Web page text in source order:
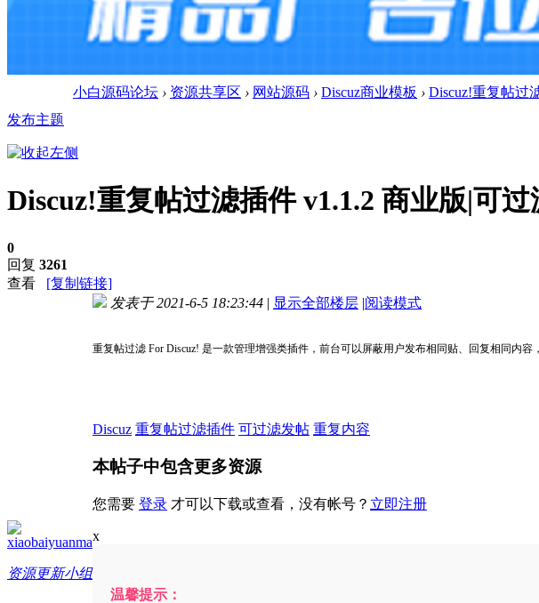
小白源码论坛 › 资源共享区 › 网站源码 › Discuz商业模板 › Discuz!重复帖过
发布主题
Discuz!重复帖过滤插件 v1.1.2 商业版|可
0
回复 3261
查看
[复制链接]
xiaobaiyuanma
资源更新小组
发表于 2021-6-5 18:23:44 | 显示全部楼层 |阅读模式
重复帖过滤 For Discuz! 是一款管理增强类插件，前台可以屏蔽用户发布相同贴、回复相同内
Discuz 重复帖过滤插件 可过滤发帖 重复内容
本帖子中包含更多资源
您需要 登录 才可以下载或查看，没有帐号？ 立即注册
x
温馨提示：